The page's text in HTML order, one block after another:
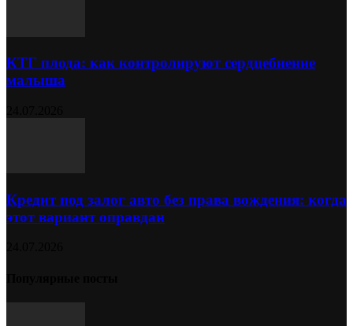
КТГ плода: как контролируют сердцебиение
малыша
Кредит под залог авто без права вождения: когда
этот вариант оправдан